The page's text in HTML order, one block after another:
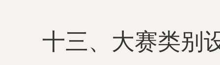
十三、大赛类别